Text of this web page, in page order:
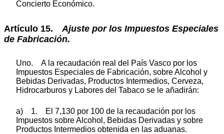
Concierto Económico.
Artículo 15.
Ajuste por los Impuestos Especiales
de Fabricación.
Uno. A la recaudación real del País Vasco por los
Impuestos Especiales de Fabricación, sobre Alcohol y
Bebidas Derivadas, Productos Intermedios, Cerveza,
Hidrocarburos y Labores del Tabaco se le añadirán:
a) 1. El 7,130 por 100 de la recaudación por los
Impuestos sobre Alcohol, Bebidas Derivadas y sobre
Productos Intermedios obtenida en las aduanas.